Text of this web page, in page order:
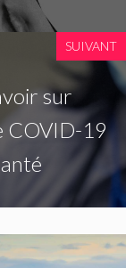
SUIVANT
sur
COVID-19